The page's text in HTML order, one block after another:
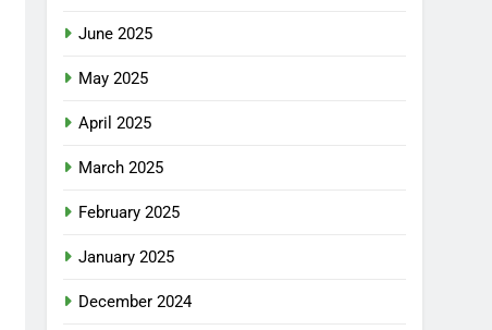
June 2025
May 2025
April 2025
March 2025
February 2025
January 2025
December 2024